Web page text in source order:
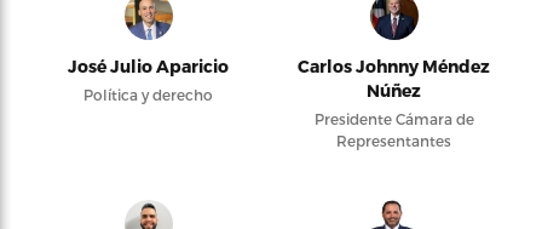
José Julio Aparicio
Política y derecho
Carlos Johnny Méndez
Núñez
Presidente Cámara de
Representantes